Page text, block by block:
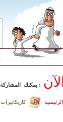
الآن : يمكنك
الرئيسية